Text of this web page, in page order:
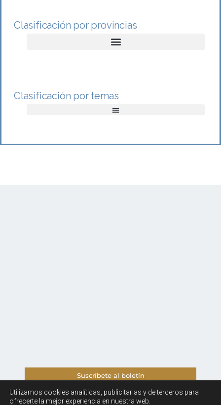
Clasificación por provincias
Clasificación por temas
Suscríbete al boletín
Aviso legal y Política de Privacidad
Utilizamos cookies analíticas, publicitarias y de terceros para
ofrecerte la mejor experiencia en nuestra web.